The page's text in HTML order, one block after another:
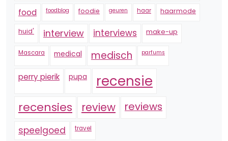
food foodblog foodie geuren haar haarmode
huid' interview interviews make-up
Mascara medical medisch parfums
perry pierik pupa recensie
recensies review reviews
speelgoed travel